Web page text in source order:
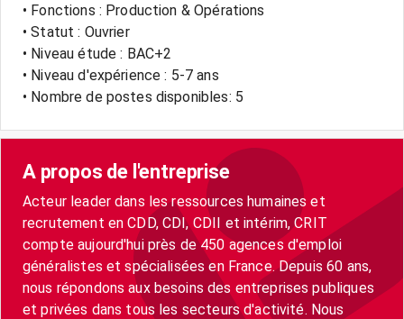
• Fonctions : Production & Opérations
• Statut : Ouvrier
• Niveau étude : BAC+2
• Niveau d'expérience : 5-7 ans
• Nombre de postes disponibles: 5
A propos de l'entreprise
Acteur leader dans les ressources humaines et
recrutement en CDD, CDI, CDII et intérim, CRIT
compte aujourd'hui près de 450 agences d'emploi
généralistes et spécialisées en France. Depuis 60 ans,
nous répondons aux besoins des entreprises publiques
et privées dans tous les secteurs d'activité. Nous